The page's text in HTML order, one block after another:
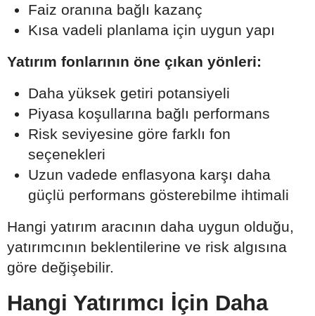
Faiz oranına bağlı kazanç
Kısa vadeli planlama için uygun yapı
Yatırım fonlarının öne çıkan yönleri:
Daha yüksek getiri potansiyeli
Piyasa koşullarına bağlı performans
Risk seviyesine göre farklı fon
seçenekleri
Uzun vadede enflasyona karşı daha
güçlü performans gösterebilme ihtimali
Hangi yatırım aracının daha uygun olduğu,
yatırımcının beklentilerine ve risk algısına
göre değişebilir.
Hangi Yatırımcı İçin Daha